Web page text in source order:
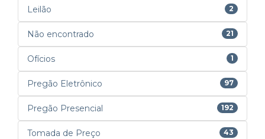
Leilão 2
Não encontrado 21
Ofícios 1
Pregão Eletrônico 97
Pregão Presencial 192
Tomada de Preço 43